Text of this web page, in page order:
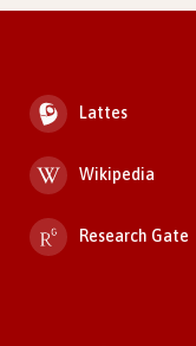
Lattes
Wikipedia
Research Gate